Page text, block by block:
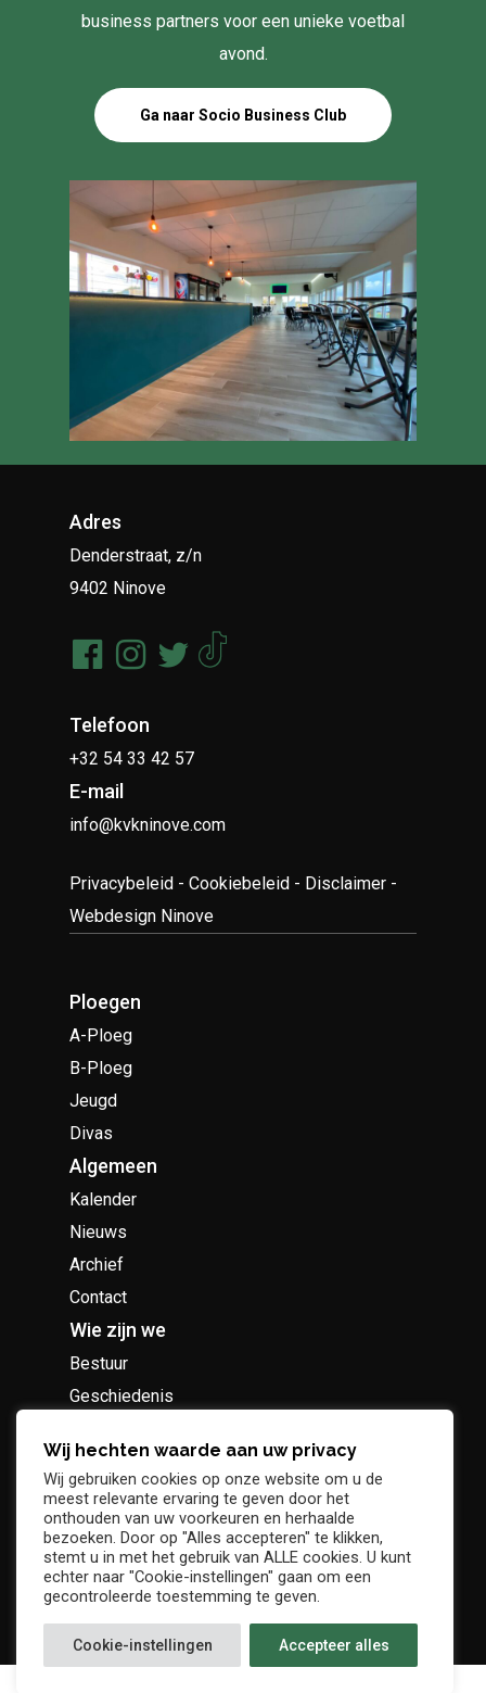
business partners voor een unieke voetbal
avond.
Ga naar Socio Business Club
Adres
Denderstraat, z/n
9402 Ninove
Telefoon
+32 54 33 42 57
E-mail
info@kvkninove.com
Privacybeleid -Cookiebeleid - Disclaimer -
Webdesign Ninove
Ploegen
A-Ploeg
B-Ploeg
Jeugd
Divas
Algemeen
Kalender
Nieuws
Archief
Contact
Wie zijn we
Bestuur
Geschiedenis
Socio Business Club
Tickets / abonnementen
Wij hechten waarde aan uw privacy
Wij gebruiken cookies op onze website om u de
meest relevante ervaring te geven door het
onthouden van uw voorkeuren en herhaalde
bezoeken. Door op "Alles accepteren" te klikken,
stemt u in met het gebruik van ALLE cookies. U kunt
echter naar "Cookie-instellingen" gaan om een
gecontroleerde toestemming te geven.
Cookie-instellingen Accepteer alles